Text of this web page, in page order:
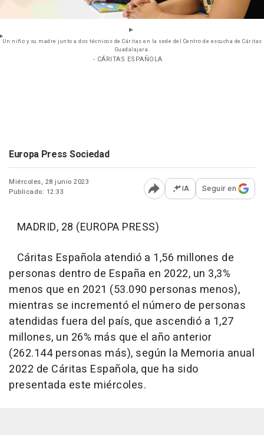
Un niño y su madre junto a dos técnicos de Cáritas en la sede del Centro de escucha de Cáritas
Guadalajara.
- CÁRITAS ESPAÑOLA
Europa Press Sociedad
Miércoles, 28 junio 2023
Publicado: 12:33
Abrir opciones para
IA Seguir en
MADRID, 28 (EUROPA PRESS)
Cáritas Española atendió a 1,56 millones de
personas dentro de España en 2022, un 3,3%
menos que en 2021 (53.090 personas menos),
mientras se incrementó el número de personas
atendidas fuera del país, que ascendió a 1,27
millones, un 26% más que el año anterior
(262.144 personas más), según la Memoria anual
2022 de Cáritas Española, que ha sido
presentada este miércoles.